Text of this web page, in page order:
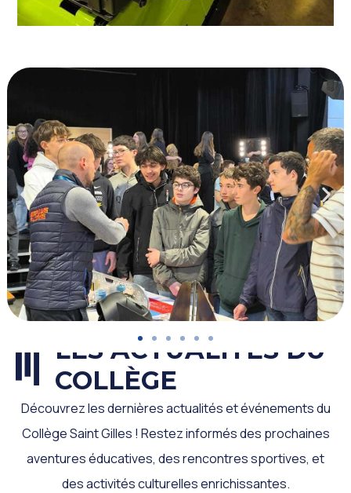
LES ACTUALITÉS DU
COLLÈGE
Découvrez les dernières actualités et événements du
Collège Saint Gilles ! Restez informés des prochaines
aventures éducatives, des rencontres sportives, et
des activités culturelles enrichissantes.